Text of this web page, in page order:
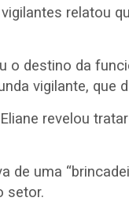
relatou
destino da
vigilante, que
revelou
uma
setor.